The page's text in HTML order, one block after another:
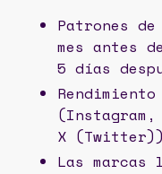
Patrones
mes antes
5 días
(Instagram,
X
Las